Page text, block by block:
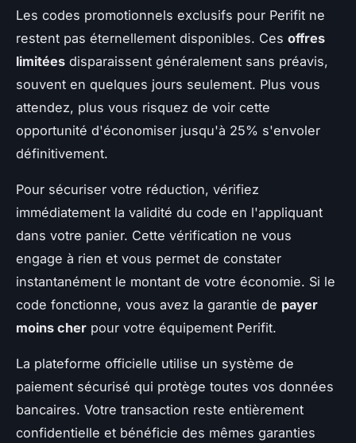
Les codes promotionnels exclusifs pour Perifit ne
restent pas éternellement disponibles. Ces offres
limitées disparaissent généralement sans préavis,
souvent en quelques jours seulement. Plus vous
attendez, plus vous risquez de voir cette
opportunité d'économiser jusqu'à 25% s'envoler
définitivement.
Pour sécuriser votre réduction, vérifiez
immédiatement la validité du code en l'appliquant
dans votre panier. Cette vérification ne vous
engage à rien et vous permet de constater
instantanément le montant de votre économie. Si le
code fonctionne, vous avez la garantie de payer
moins cher pour votre équipement Perifit.
La plateforme officielle utilise un système de
paiement sécurisé qui protège toutes vos données
bancaires. Votre transaction reste entièrement
confidentielle et bénéficie des mêmes garanties